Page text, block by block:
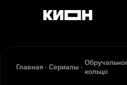
Главная Сериалы
кольцо